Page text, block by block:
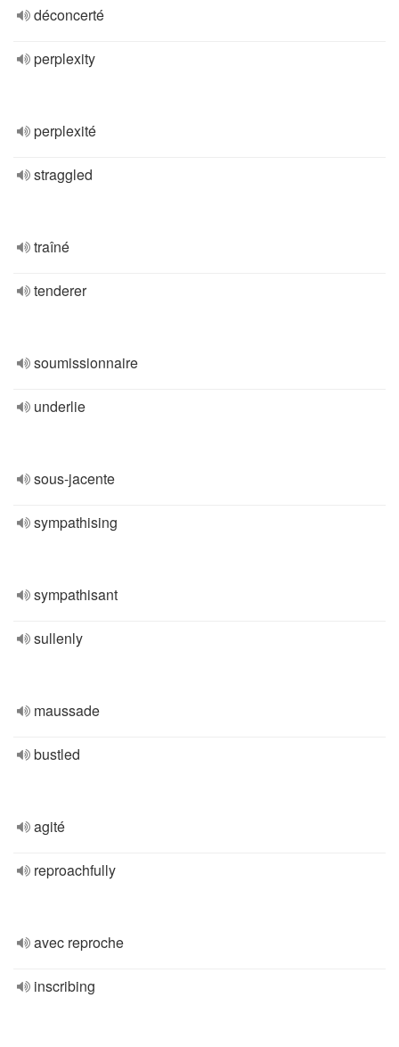
déconcerté
perplexity
perplexité
straggled
traîné
tenderer
soumissionnaire
underlie
sous-jacente
sympathising
sympathisant
sullenly
maussade
bustled
agité
reproachfully
avec reproche
inscribing